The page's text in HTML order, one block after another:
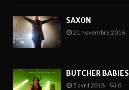
SAXON
21 novembre 2016
BUTCHER BABIES
5 avril 2018 0